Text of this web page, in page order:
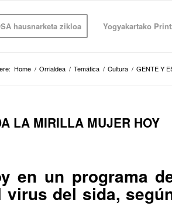
hausnarketa zikloa Yogyakartako
Home / Orrialdea / Temática / Cultura / GENTE Y
LA MIRILLA MUJER HOY
en un programa
del sida,